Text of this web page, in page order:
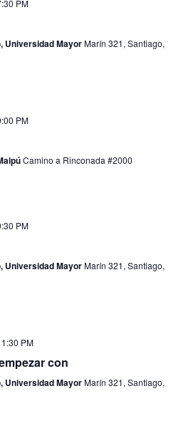
PM
Universidad MayorMarín 321, Santiago,
PM
Camino a Rinconada #2000
PM
Universidad MayorMarín 321, Santiago,
1:30 PM
con
Universidad MayorMarín 321, Santiago,